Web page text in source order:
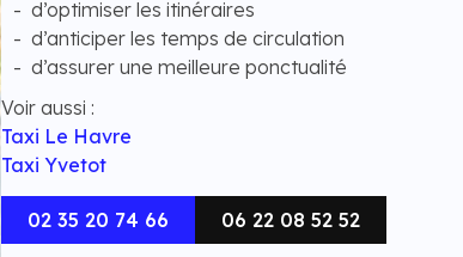
d’optimiser les itinéraires
d’anticiper les temps de circulation
d’assurer une meilleure ponctualité
Voir aussi :
Taxi Le Havre
Taxi Yvetot
02 35 20 74 66 06 22 08 52 52